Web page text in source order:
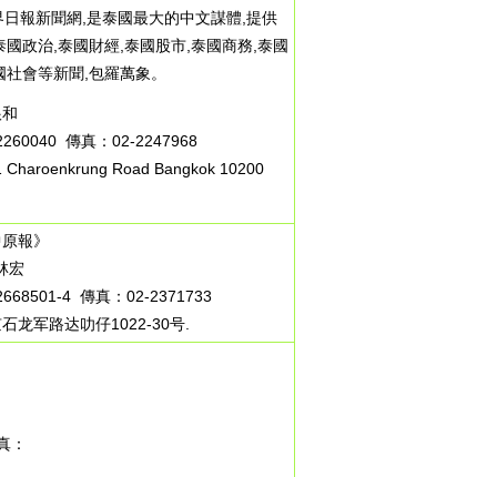
報新聞網,是泰國最大的中文謀體,提供
國政治,泰國財經,泰國股市,泰國商務,泰國
會等新聞,包羅萬象。
傳真：02-2247968
Charoenkrung Road Bangkok 10200
報》
宏
4 傳真：02-2371733
龙军路达叻仔1022-30号.
：